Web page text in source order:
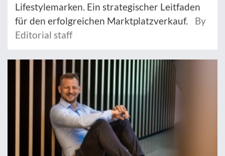
Lifestylemarken. Ein strategischer Leitfaden
für den erfolgreichen Marktplatzverkauf.
By
Editorial staff